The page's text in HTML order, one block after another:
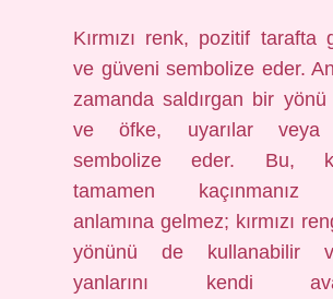
Kırmızı renk, pozitif tarafta
ve güveni sembolize eder.
zamanda saldırgan bir yönü
ve öfke, uyarılar veya
sembolize eder. Bu,
tamamen kaçınmanız
anlamına gelmez; kırmızı
yönünü de kullanabilir
yanlarını kendi